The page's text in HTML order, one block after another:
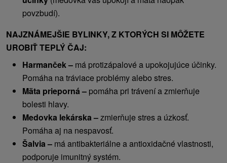
povzbudí).
NAJZNÁMEJŠIE BYLINKY, Z KTORÝCH SI MÔŽETE
UROBIŤ TEPLÝ ČAJ:
Harmanček – má protizápalové a upokojujúce účinky.
Pomáha na tráviace problémy alebo stres.
Mäta prieporná – pomáha pri trávení a zmierňuje
bolesti hlavy.
Medovka lekárska –zmierňuje stres a úzkosť.
Pomáha aj na nespavosť.
Šalvia – má antibakteriálne a antioxidačné vlastnosti,
podporuje imunitný systém.